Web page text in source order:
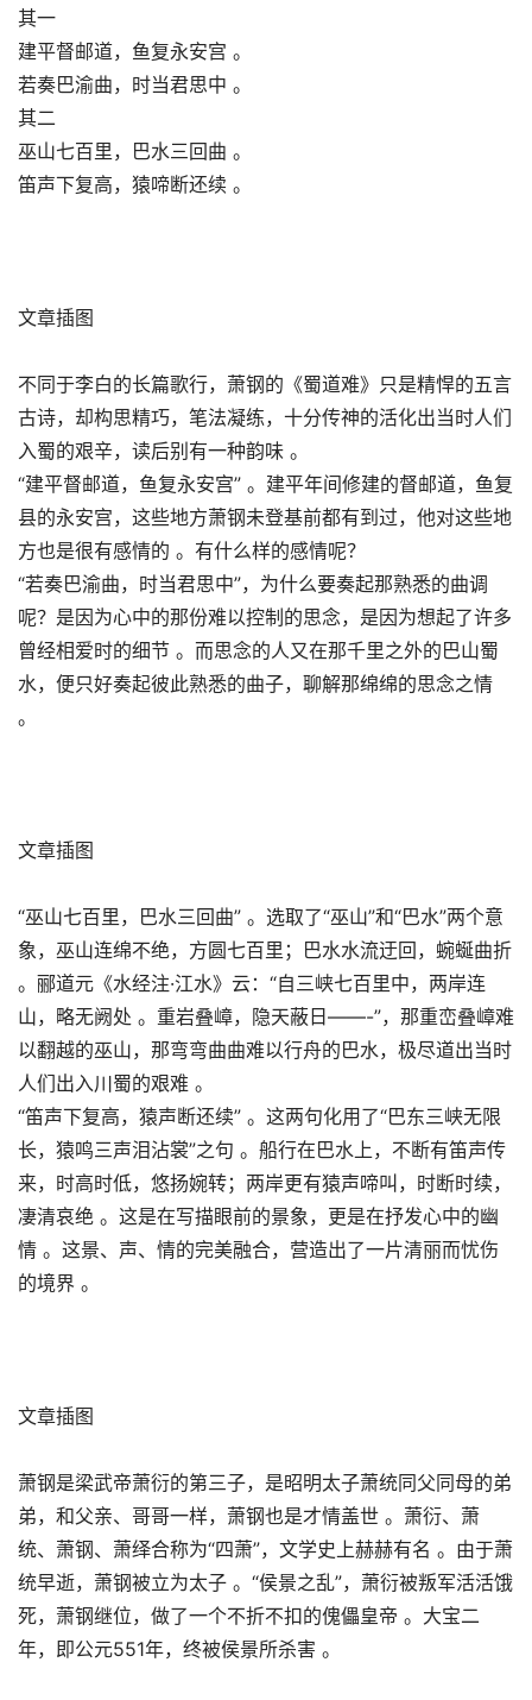
其一
建平督邮道，鱼复永安宫 。
若奏巴渝曲，时当君思中 。
其二
巫山七百里，巴水三回曲 。
笛声下复高，猿啼断还续 。
文章插图
不同于李白的长篇歌行，萧钢的《蜀道难》只是精悍的五言
古诗，却构思精巧，笔法凝练，十分传神的活化出当时人们
入蜀的艰辛，读后别有一种韵味 。
“建平督邮道，鱼复永安宫” 。建平年间修建的督邮道，鱼复
县的永安宫，这些地方萧钢未登基前都有到过，他对这些地
方也是很有感情的 。有什么样的感情呢？
“若奏巴渝曲，时当君思中”，为什么要奏起那熟悉的曲调
呢？是因为心中的那份难以控制的思念，是因为想起了许多
曾经相爱时的细节 。而思念的人又在那千里之外的巴山蜀
水，便只好奏起彼此熟悉的曲子，聊解那绵绵的思念之情
。
文章插图
“巫山七百里，巴水三回曲” 。选取了“巫山”和“巴水”两个意
象，巫山连绵不绝，方圆七百里；巴水水流迂回，蜿蜒曲折
。郦道元《水经注·江水》云：“自三峡七百里中，两岸连
山，略无阙处 。重岩叠嶂，隐天蔽日——-”，那重峦叠嶂难
以翻越的巫山，那弯弯曲曲难以行舟的巴水，极尽道出当时
人们出入川蜀的艰难 。
“笛声下复高，猿声断还续” 。这两句化用了“巴东三峡无限
长，猿鸣三声泪沾裳”之句 。船行在巴水上，不断有笛声传
来，时高时低，悠扬婉转；两岸更有猿声啼叫，时断时续，
凄清哀绝 。这是在写描眼前的景象，更是在抒发心中的幽
情 。这景、声、情的完美融合，营造出了一片清丽而忧伤
的境界 。
文章插图
萧钢是梁武帝萧衍的第三子，是昭明太子萧统同父同母的弟
弟，和父亲、哥哥一样，萧钢也是才情盖世 。萧衍、萧
统、萧钢、萧绎合称为“四萧”，文学史上赫赫有名 。由于萧
统早逝，萧钢被立为太子 。“侯景之乱”，萧衍被叛军活活饿
死，萧钢继位，做了一个不折不扣的傀儡皇帝 。大宝二
年，即公元551年，终被侯景所杀害 。